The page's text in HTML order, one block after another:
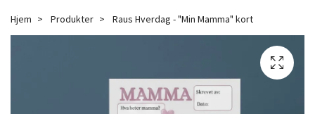
Hjem Produkter Raus Hverdag - "Min Mamma" kort